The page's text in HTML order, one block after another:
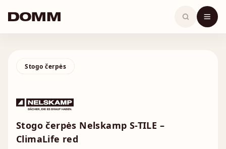
content
Stogo čerpės
Stogo čerpės Nelskamp S-TILE –
ClimaLife red